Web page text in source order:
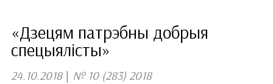
«Дзецям патрэбны добрыя
спецыялісты»
24.10.2018 | № 10 (283) 2018